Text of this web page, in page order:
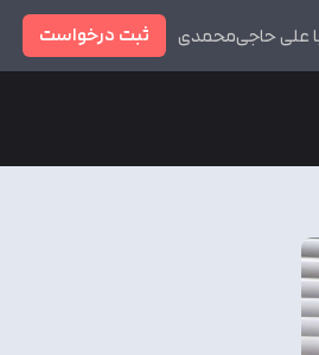
علی حاجی‌محمدی ثبت درخواست